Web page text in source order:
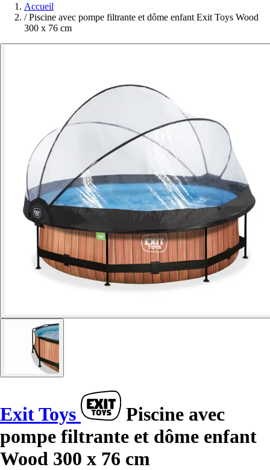
Accueil
/ Piscine avec pompe filtrante et dôme enfant Exit Toys Wood
300 x 76 cm
Exit Toys
Piscine avec
pompe filtrante et dôme enfant
Wood 300 x 76 cm